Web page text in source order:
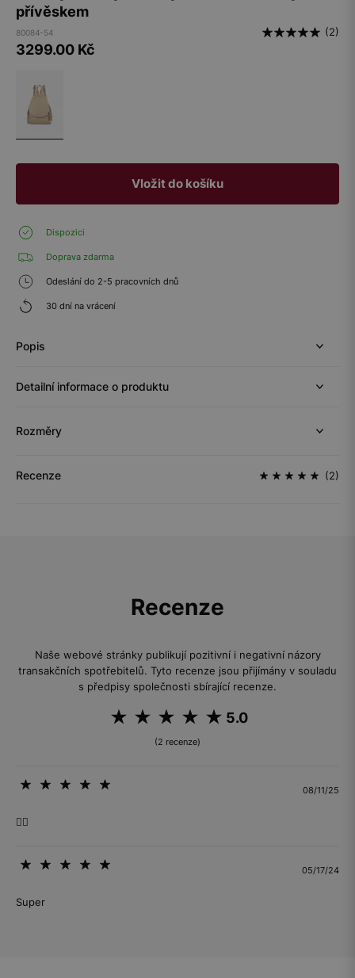
přívěskem
80084-54 (2)
3299.00 Kč
Vložit do košíku
Dispozici
Doprava zdarma
Odeslání do 2-5 pracovních dnů
30 dní na vrácení
Popis
Detailní informace o produktu
Rozměry
Recenze (2)
Recenze
Naše webové stránky publikují pozitivní i negativní názory
transakčních spotřebitelů. Tyto recenze jsou přijímány v souladu
s předpisy společnosti sbírající recenze.
5.0
(2 recenze)
08/11/25
👍🏼
05/17/24
Super